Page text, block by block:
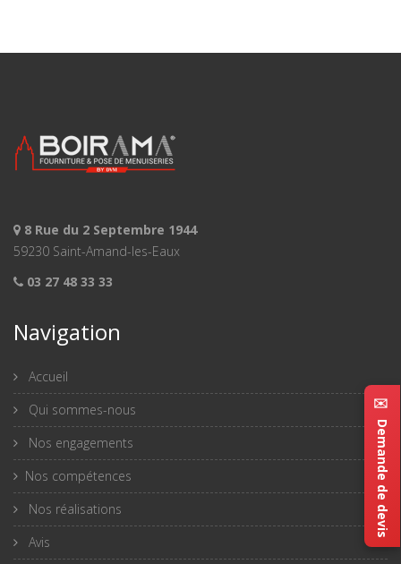
✉️ Demande de devis
8 Rue du 2 Septembre 1944
59230 Saint-Amand-les-Eaux
03 27 48 33 33
Navigation
Accueil
Qui sommes-nous
Nos engagements
Nos compétences
Nos réalisations
Avis